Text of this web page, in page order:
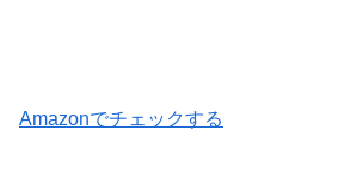
Amazonでチェックする